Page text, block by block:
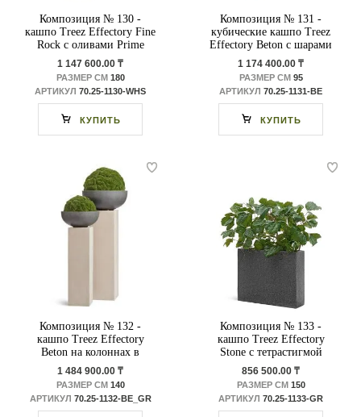
Композиция № 130 -
кашпо Treez Effectory Fine
Rock с оливами Prime
1 147 600.00 ₸
РАЗМЕР СМ 180
АРТИКУЛ 70.25-1130-WHS
КУПИТЬ
Композиция № 131 -
кубические кашпо Treez
Effectory Beton с шарами
из мха
1 174 400.00 ₸
РАЗМЕР СМ 95
АРТИКУЛ 70.25-1131-BE
КУПИТЬ
Композиция № 132 -
кашпо Treez Effectory
Beton на колоннах в
кашпо Treez Effectory
Beton
1 484 900.00 ₸
РАЗМЕР СМ 140
АРТИКУЛ 70.25-1132-BE_GR
Композиция № 133 -
кашпо Treez Effectory
Stone с тетрастигмой
856 500.00 ₸
РАЗМЕР СМ 150
АРТИКУЛ 70.25-1133-GR